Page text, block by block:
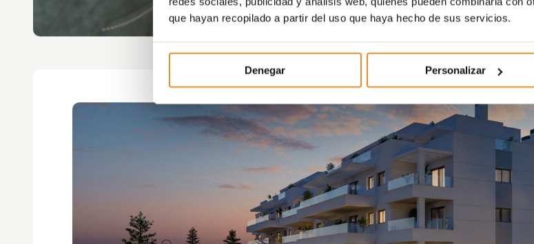
que hayan recopilado a partir del uso que haya hecho de sus servicios.
Denegar Personalizar